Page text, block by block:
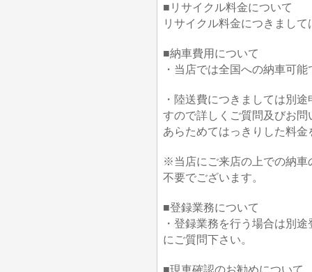
■リサイクル料金について
リサイクル料金につきまし
■納車費用について
・当店では全国への納車可
・陸送費につきましては別
すので詳しくご質問及びお
あらためてはっきりした料
※当店にご来店の上での納車
不要でございます。
■登録業務について
・登録業務を行う場合は別
にご質問下さい。
■現車確認のお勧めについて